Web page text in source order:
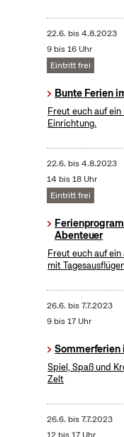
22.6. bis4.8.2023
9 bis 16 Uhr
Eintritt frei
Bunte Ferien
Freut euch auf
Einrichtung.
22.6. bis4.8.2023
14 bis 18 Uhr
Eintritt frei
Abenteuer
Freut euch auf
mit
26.6. bis7.7.2023
9 bis 17 Uhr
Sommerferien
Spiel, Spaß und
Zelt
26.6. bis7.7.2023